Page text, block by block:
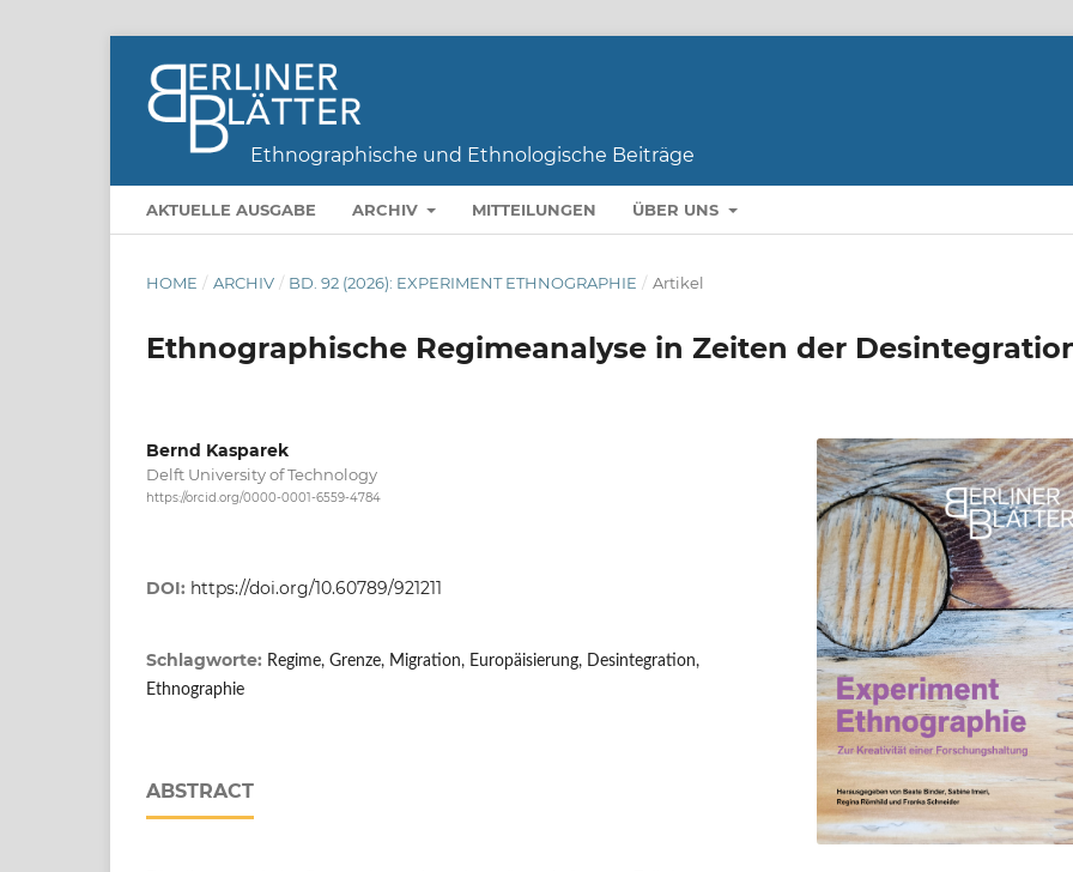
AKTUELLE AUSGABE ARCHIV MITTEILUNGEN ÜBER UNS
HOME / ARCHIV / BD. 92 (2026): EXPERIMENT ETHNOGRAPHIE / Artikel
Ethnographische Regimeanalyse in Zeiten der
Bernd Kasparek
Delft University of Technology
https://orcid.org/0000-0001-6559-4784
DOI: https://doi.org/10.60789/921211
Schlagworte: Regime, Grenze, Migration, Europäisierung, Desintegration,
Ethnographie
ABSTRACT